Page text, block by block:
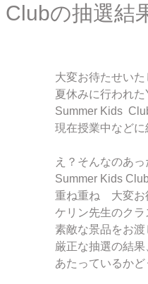
の抽選結
大変お待たせいた
夏休みに行われ
Summer Kids
現在授業中などに
え？そんなのあ
Summer Kids
重ね重ね　大変
ケリン先生のク
素敵な景品をお渡
厳正な抽選の結果
あたっているか